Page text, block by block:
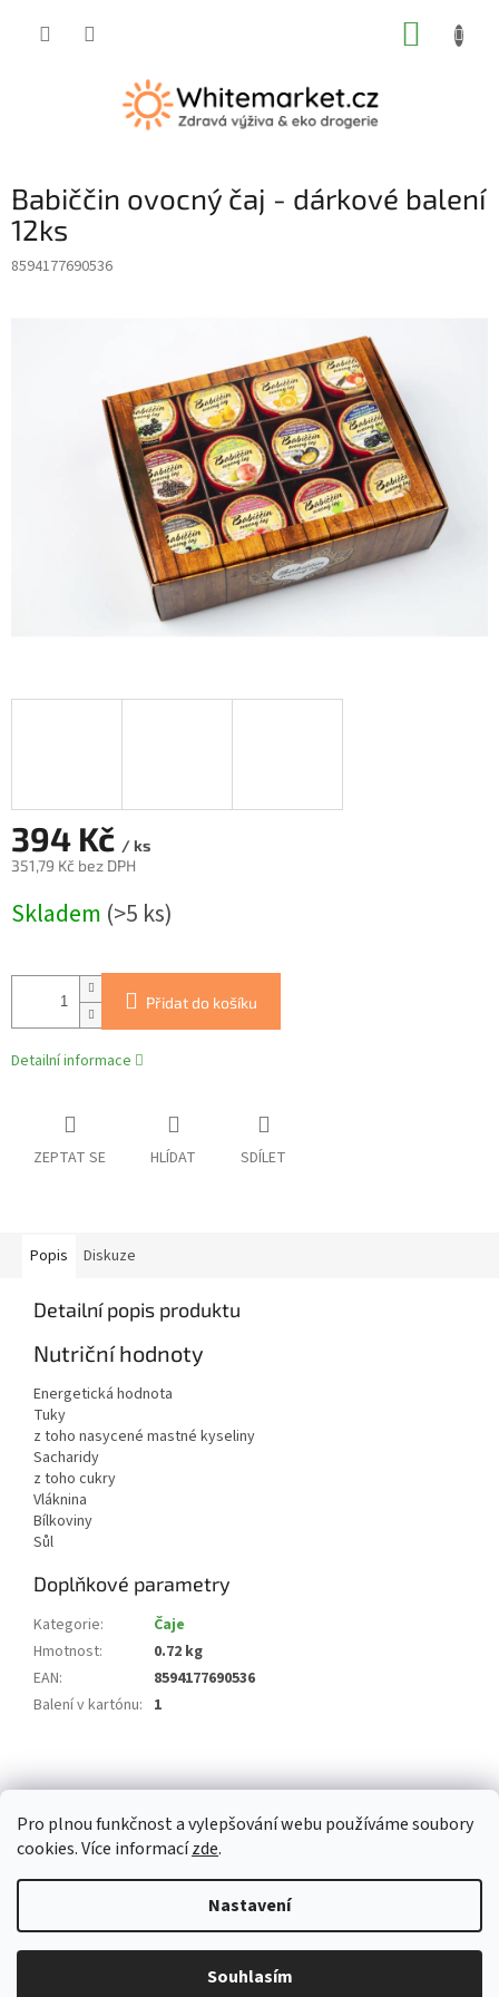
Pro plnou funkčnost a vylepšování webu používáme soubory
cookies. Více informacízde.
Nastavení
Souhlasím
Z důvodu zvýšeného množství objednávek může být dodací doba 3-5
Babiččin ovocný čaj - dárkové balení
12ks
8594177690536
394 Kč / ks
351,79 Kč bez DPH
cena:
Skladem (>5 ks)
Přidat do košíku
Detailní informace
ZEPTAT SE HLÍDAT SDÍLET
Popis Diskuze
Detailní popis produktu
Nutriční hodnoty
Energetická hodnota
Tuky
z toho nasycené mastné kyseliny
Sacharidy
z toho cukry
Vláknina
Bílkoviny
Sůl
Doplňkové parametry
Kategorie:
Čaje
Hmotnost:
0.72 kg
EAN:
8594177690536
Balení v kartónu: 1
á
Copyright 2026Whitemarket.cz. Všechna práva vyhrazena.Upravit
nastavení cookies